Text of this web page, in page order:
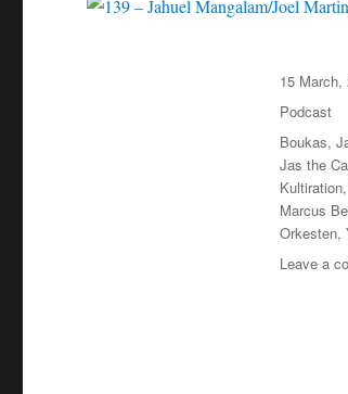
Posted
on
15 March,
Categories
Podcast
Tags
Boukas,
Jas the
Kultiration,
Marcus
Orkesten,
Leave a